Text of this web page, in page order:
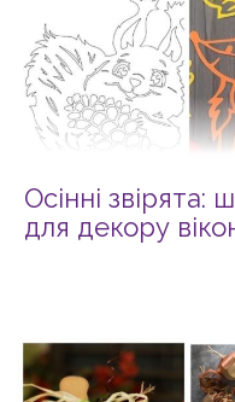
Осінні
для декору